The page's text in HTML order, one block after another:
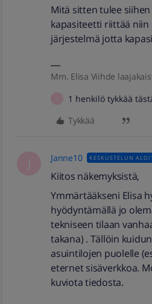
Mitä sitten tulee
kapasiteetti riittää niin
järjestelmä jotta
Mm. Elisa Viihde
1 henkilö tykkää
Tykkää
J Janne10 KESKUSTELUN
Kiitos näkemyksistä,
Ymmärtääkseni Elisa
hyödyntämällä jo
tekniseen tilaan
takana) . Tällöin
asuintilojen puolelle
eternet sisäverkkoa.
kuviota tiedosta.